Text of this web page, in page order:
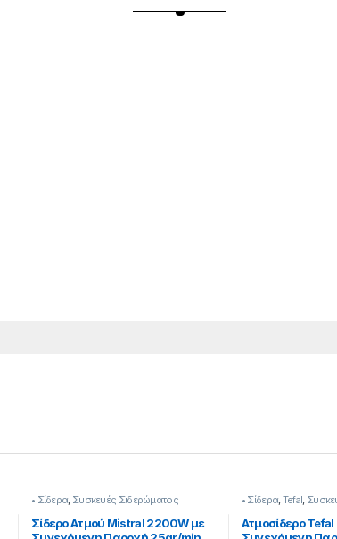
• Σίδερα, Συσκευές Σιδερώματος
Σίδερο Ατμού Mistral 2200W με
• Σίδερα,Tefal,
Ατμοσίδερο